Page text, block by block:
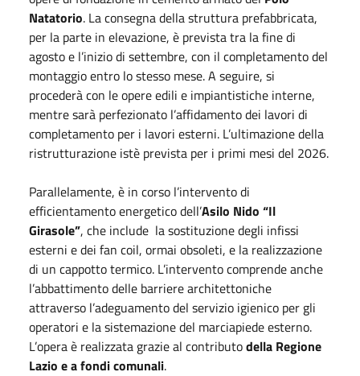
Natatorio. La consegna della struttura prefabbricata,
per la parte in elevazione, è prevista tra la fine di
agosto e l’inizio di settembre, con il completamento del
montaggio entro lo stesso mese. A seguire, si
procederà con le opere edili e impiantistiche interne,
mentre sarà perfezionato l’affidamento dei lavori di
completamento per i lavori esterni. L’ultimazione della
ristrutturazione istè prevista per i primi mesi del 2026.
Parallelamente, è in corso l’intervento di
efficientamento energetico dell’Asilo Nido “Il
Girasole”, che include la sostituzione degli infissi
esterni e dei fan coil, ormai obsoleti, e la realizzazione
di un cappotto termico. L’intervento comprende anche
l’abbattimento delle barriere architettoniche
attraverso l’adeguamento del servizio igienico per gli
operatori e la sistemazione del marciapiede esterno.
L’opera è realizzata grazie al contributodella Regione
Lazio e a fondi comunali.